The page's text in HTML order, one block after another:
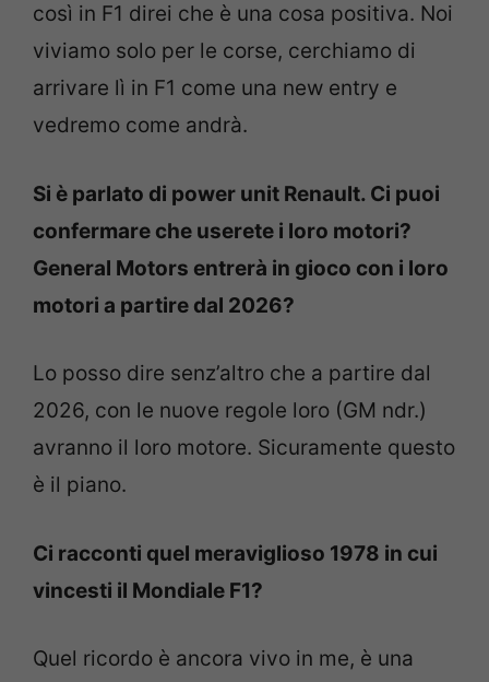
così in F1 direi che è una cosa positiva. Noi
viviamo solo per le corse, cerchiamo di
arrivare lì in F1 come una new entry e
vedremo come andrà.
Si è parlato di power unit Renault. Ci puoi
confermare che userete i loro motori?
General Motors entrerà in gioco con i loro
motori a partire dal 2026?
Lo posso dire senz’altro che a partire dal
2026, con le nuove regole loro (GM ndr.)
avranno il loro motore. Sicuramente questo
è il piano.
Ci racconti quel meraviglioso 1978 in cui
vincesti il Mondiale F1?
Quel ricordo è ancora vivo in me, è una